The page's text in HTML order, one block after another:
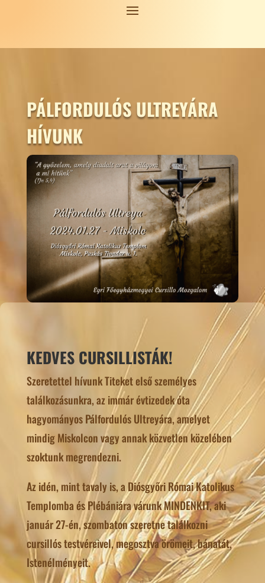
PÁLFORDULÓS ULTREYÁRA
HÍVUNK
KEDVES CURSILLISTÁK!
Szeretettel hívunk Titeket első személyes
találkozásunkra, az immár évtizedek óta
hagyományos Pálfordulós Ultreyára, amelyet
mindig Miskolcon vagy annak közvetlen közelében
szoktunk megrendezni.
Az idén, mint tavaly is, a Diósgyőri Római Katolikus
Templomba és Plébániára várunk MINDENKIT, aki
január 27-én, szombaton szeretne találkozni
cursillós testvéreivel, megosztva örömeit, bánatát,
Istenélményeit.